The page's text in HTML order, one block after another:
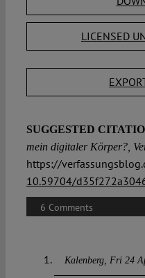
LICENSED
SUGGESTED
mein digitaler Körper?,
https://
10.59704/
6 Comments
Kalenberg Fri 24